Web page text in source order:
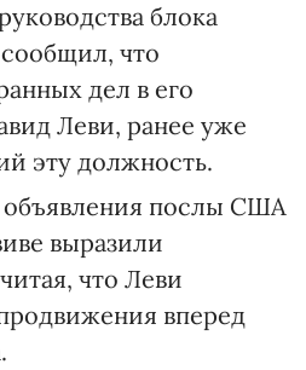
блока
что
дел в его
Леви, ранее уже
эту должность.
объявления послы США
выразили
что Леви
вперед